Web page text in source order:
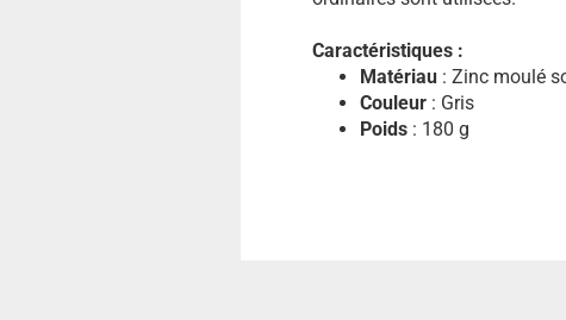
Caractéristiques :
Matériau : Zinc moulé
Couleur : Gris
Poids : 180 g